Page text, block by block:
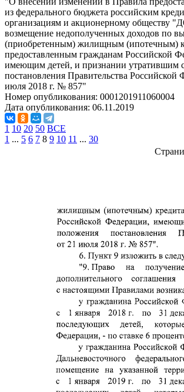
из федерального бюджета российским
организациям и акционерному обществу
возмещение недополученных доходов по
(приобретенным) жилищным (ипотечным)
предоставленным гражданам Российской
имеющим детей, и признании утратившим
постановления Правительства Российской
июля 2018 г. № 857"
Номер опубликования: 0001201911060004
Дата опубликования: 06.11.2019
1 10 20 50 ВСЕ
1 ... 5 6 7 8 9 10 11 ... 30